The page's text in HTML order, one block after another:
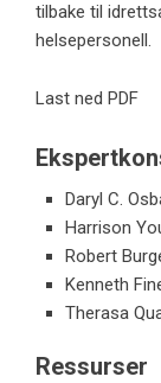
tilbake til
helsepersonell.
Last ned PDF
Daryl C.
Harrison
Robert
Kenneth
Therasa
Ressurser